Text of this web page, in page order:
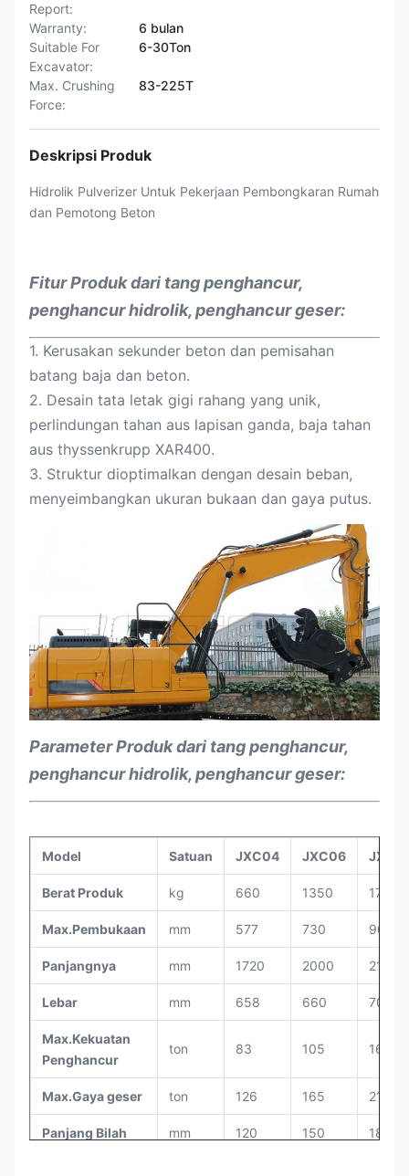
Report:
Warranty:
6 bulan
Suitable For
Excavator:
6-30Ton
Max. Crushing
Force:
83-225T
Deskripsi Produk
Hidrolik Pulverizer Untuk Pekerjaan Pembongkaran Rumah
dan Pemotong Beton
Fitur Produkdari tang penghancur,
penghancur hidrolik, penghancur geser:
1. Kerusakan sekunder beton dan pemisahan
batang baja dan beton.
2. Desain tata letak gigi rahang yang unik,
perlindungan tahan aus lapisan ganda, baja tahan
aus thyssenkrupp XAR400.
3. Struktur dioptimalkan dengan desain beban,
menyeimbangkan ukuran bukaan dan gaya putus.
Parameter Produkdari tang penghancur,
penghancur hidrolik, penghancur geser:
Model Satuan JXC04 JXC06
Berat Produk kg 660 1350 1750
Max.Pembukaan mm 577 730 900
Panjangnya mm 1720 2000 2150
Lebar mm 658 660 706
Max.Kekuatan
Penghancur
ton 83 105 165
Max.Gaya geser ton 126 165 210
Panjang Bilah mm 120 150 180